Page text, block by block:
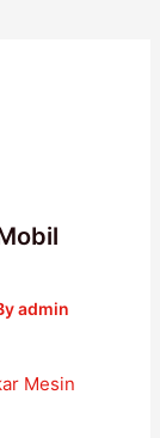
admin